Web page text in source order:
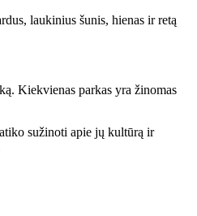
laukinius šunis, hienas ir retą
Kiekvienas parkas yra žinomas
sužinoti apie jų kultūrą ir